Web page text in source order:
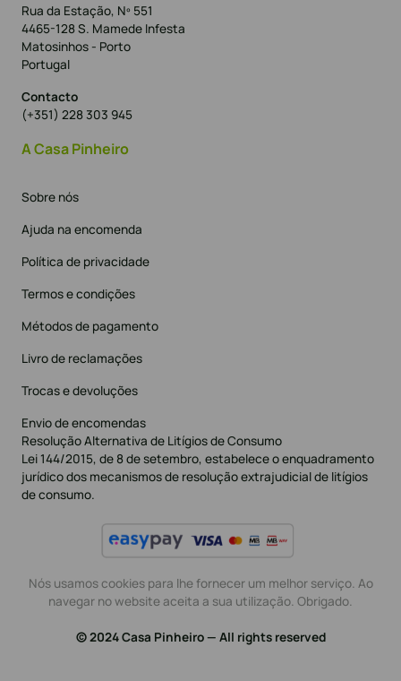
Rua da Estação, Nº 551
4465-128 S. Mamede Infesta
Matosinhos - Porto
Portugal
Contacto
(+351) 228 303 945
A Casa Pinheiro
Sobre nós
Ajuda na encomenda
Política de privacidade
Termos e condições
Métodos de pagamento
Livro de reclamações
Trocas e devoluções
Envio de encomendas
Resolução Alternativa de Litígios de Consumo
Lei 144/2015, de 8 de setembro, estabelece o enquadramento
jurídico dos mecanismos de resolução extrajudicial de litígios
de consumo.
Nós usamos cookies para lhe fornecer um melhor serviço. Ao
navegar no website aceita a sua utilização. Obrigado.
© 2024 Casa Pinheiro — All rights reserved